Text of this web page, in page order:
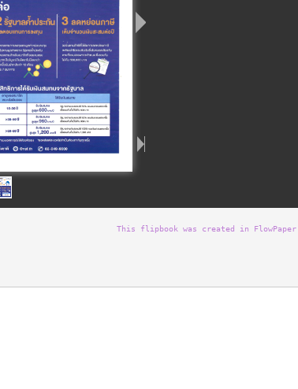
This flipbook was created in FlowPaper